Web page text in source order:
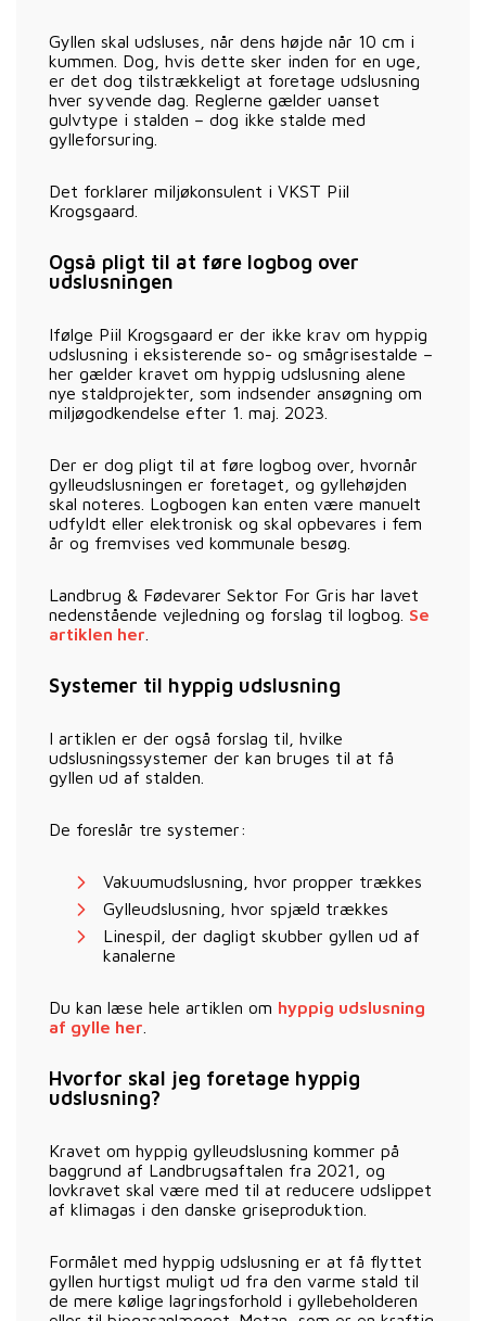
Gyllen skal udsluses, når dens højde når 10 cm i
kummen. Dog, hvis dette sker inden for en uge,
er det dog tilstrækkeligt at foretage udslusning
hver syvende dag. Reglerne gælder uanset
gulvtype i stalden – dog ikke stalde med
gylleforsuring.
Det forklarer miljøkonsulent i VKST Piil
Krogsgaard.
Også pligt til at føre logbog over
udslusningen
Ifølge Piil Krogsgaard er der ikke krav om hyppig
udslusning i eksisterende so- og smågrisestalde –
her gælder kravet om hyppig udslusning alene
nye staldprojekter, som indsender ansøgning om
miljøgodkendelse efter 1. maj. 2023.
Der er dog pligt til at føre logbog over, hvornår
gylleudslusningen er foretaget, og gyllehøjden
skal noteres. Logbogen kan enten være manuelt
udfyldt eller elektronisk og skal opbevares i fem
år og fremvises ved kommunale besøg.
Landbrug & Fødevarer Sektor For Gris har lavet
nedenstående vejledning og forslag til logbog. Se
artiklen her
Systemer til hyppig udslusning
I artiklen er der også forslag til, hvilke
udslusningssystemer der kan bruges til at få
gyllen ud af stalden.
De foreslår tre systemer:
Vakuumudslusning, hvor propper trækkes
Gylleudslusning, hvor spjæld trækkes
Linespil, der dagligt skubber gyllen ud af
kanalerne
Du kan læse hele artiklen om hyppig udslusning
af gylle her
Hvorfor skal jeg foretage hyppig
udslusning?
Kravet om hyppig gylleudslusning kommer på
baggrund af Landbrugsaftalen fra 2021, og
lovkravet skal være med til at reducere udslippet
af klimagas i den danske griseproduktion.
Formålet med hyppig udslusning er at få flyttet
gyllen hurtigst muligt ud fra den varme stald til
de mere kølige lagringsforhold i gyllebeholderen